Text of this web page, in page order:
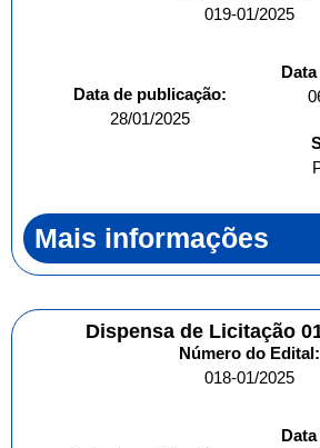
019-01/2025
Data de publicação:
28/01/2025
Mais informações
Dispensa de Licitação
Número do Edital:
018-01/2025